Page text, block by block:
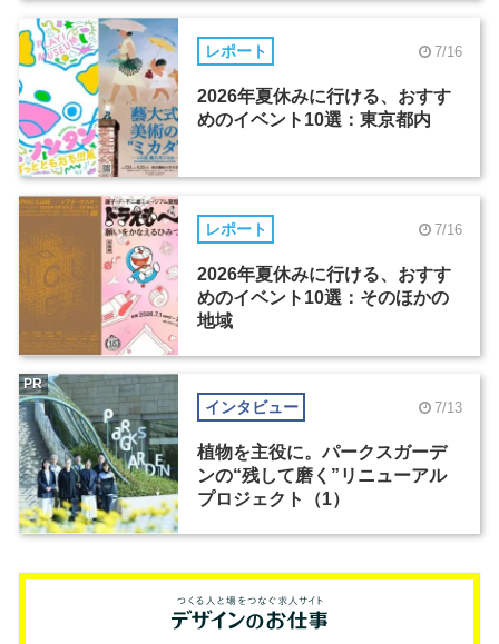
レポート 7/16
2026年夏休みに行ける、おすす
めのイベント10選：東京都内
レポート 7/16
2026年夏休みに行ける、おすす
めのイベント10選：そのほかの
地域
インタビュー 7/13
植物を主役に。パークスガーデ
ンの“残して磨く”リニューアル
プロジェクト（1）
PR